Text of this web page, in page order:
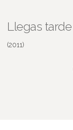
Llegas tarde
(2011)